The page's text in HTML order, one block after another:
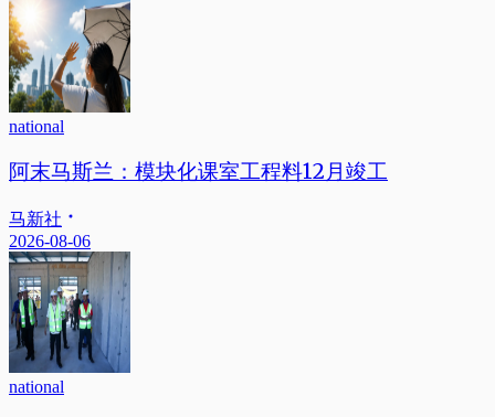
national
阿末马斯兰：模块化课室工程料12月竣工
马新社
2026-08-06
national